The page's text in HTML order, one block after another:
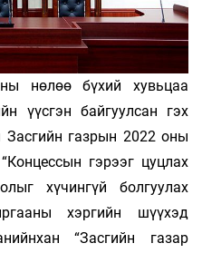
нөлөө бүхий хувьцаа
үүсгэн байгуулсан гэх
газрын 2022 оны
гэрээг цуцлах
хүчингүй болгуулах
хэргийн шүүхэд
“Засгийн газар